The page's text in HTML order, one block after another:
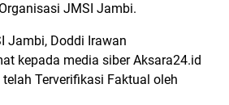
JMSI Jambi.
Jambi, Doddi Irawan
kepada media siber Aksara24.id
Terverifikasi Faktual oleh